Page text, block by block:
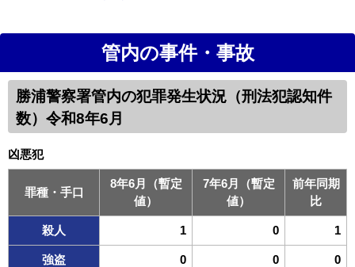
管内の事件・事故
勝浦警察署管内の犯罪発生状況（刑法犯認知件
数）令和8年6月
凶悪犯
罪種・手口
8年6月（暫定
値）
7年6月（暫定
値）
前年同期
比
殺人 1 0 1
強盗 0 0 0